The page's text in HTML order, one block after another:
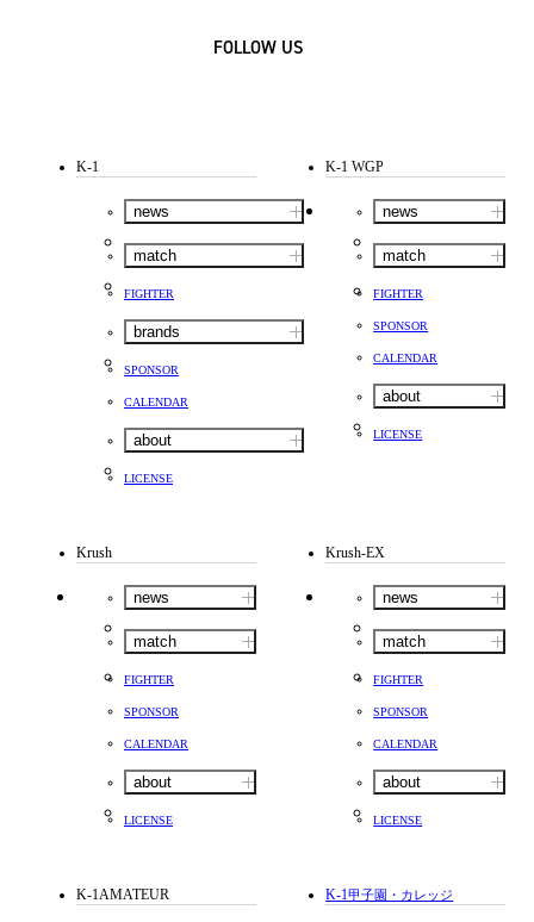
FOLLOW US
K-1
news
match
FIGHTER
brands
SPONSOR
CALENDAR
about
LICENSE
K-1 WGP
news
match
FIGHTER
SPONSOR
CALENDAR
about
LICENSE
Krush
news
match
FIGHTER
SPONSOR
CALENDAR
about
LICENSE
Krush-EX
news
match
FIGHTER
SPONSOR
CALENDAR
about
LICENSE
K-1AMATEUR K-1甲子園・カレッジ